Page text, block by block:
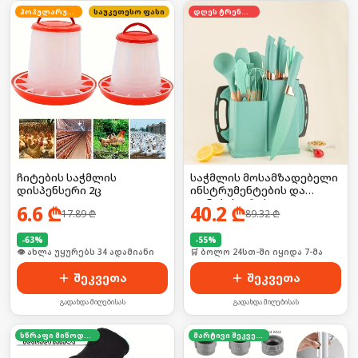
პოპულარული საუკეთესო ფასი
ჩიტების საჭმლის
დისპენსერი 2ც
6.6 ₾17.89₾
-63%
🛒 ბოლო 24სთ-ში იყიდა 51-მა
შეკვეთა
გადახდა მიღებისას
დღეს ტრენდში
საჭმლის მოსამზადებელი
ინსტრუმენტების და
დანების კრებული
40.2 ₾89.32₾
-55%
🛒 ბოლო 24სთ-ში იყიდა 7-მა
შეკვეთა
გადახდა მიღებისას
სწრაფი მიწოდება მარტივი შეკვეთა